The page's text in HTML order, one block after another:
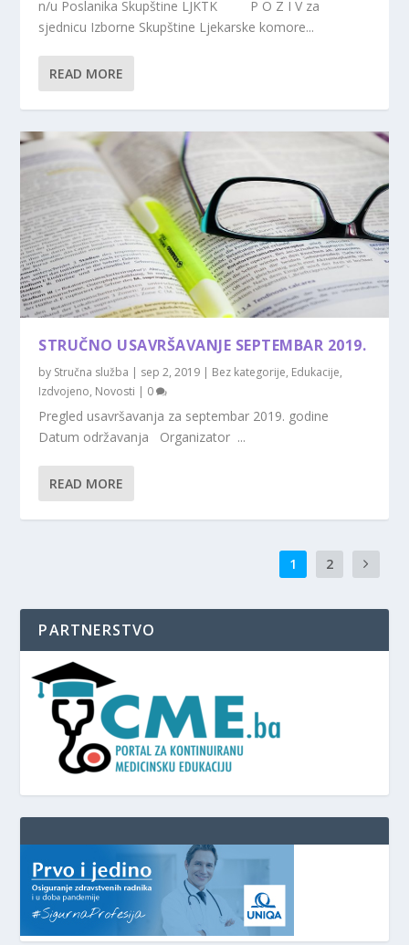
n/u Poslanika Skupštine LJKTK P O Z I V za
sjednicu Izborne Skupštine Ljekarske komore...
READ MORE
STRUČNO USAVRŠAVANJE SEPTEMBAR 2019.
by Stručna služba | sep 2, 2019 | Bez kategorije, Edukacije,
Izdvojeno, Novosti | 0
Pregled usavršavanja za septembar 2019. godine
Datum održavanja Organizator ...
READ MORE
1 2
PARTNERSTVO